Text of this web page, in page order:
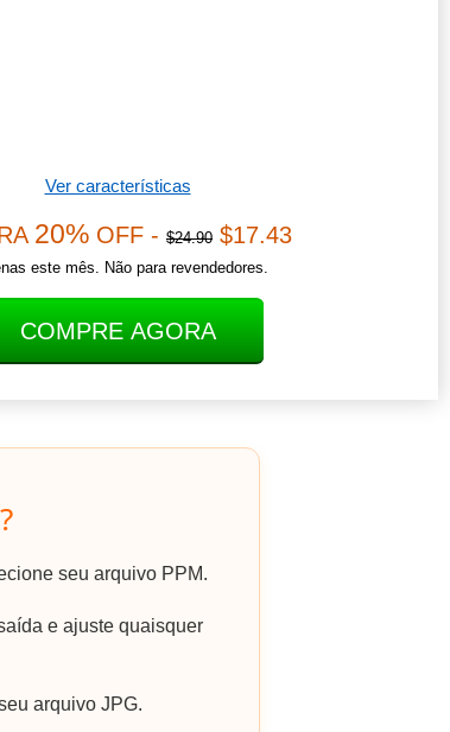
Ver características
20% OFF - $24.90 $17.43
este mês. Não para revendedores.
COMPRE AGORA
seu arquivo PPM.
e ajuste quaisquer
arquivo JPG.